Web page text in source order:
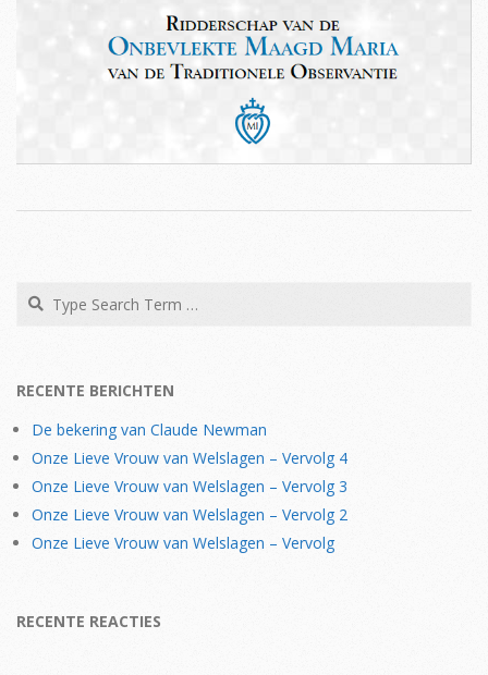
Search
RECENTE BERICHTEN
De bekering van Claude Newman
Onze Lieve Vrouw van Welslagen – Vervolg 4
Onze Lieve Vrouw van Welslagen – Vervolg 3
Onze Lieve Vrouw van Welslagen – Vervolg 2
Onze Lieve Vrouw van Welslagen – Vervolg
RECENTE REACTIES